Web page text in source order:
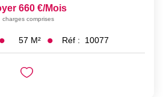
660 €/mois
charges comprises
57 M² Réf : 10077